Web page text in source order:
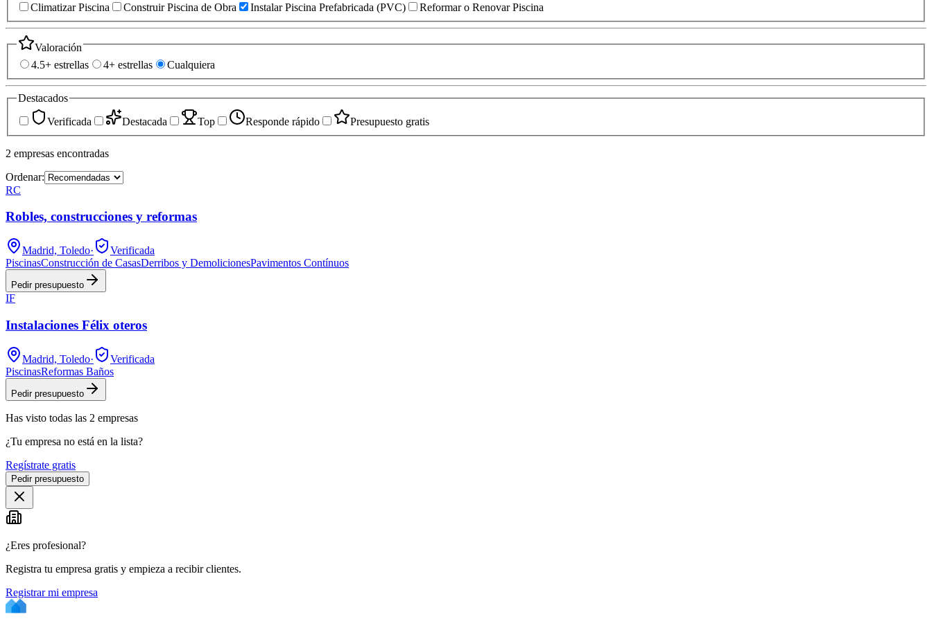
Climatizar Piscina
Construir Piscina de Obra Instalar Piscina Prefabricada (PVC) Reformar o Renovar Piscina
Valoración
4.5+ estrellas
4+ estrellas Cualquiera
Destacados
Verificada
Destacada Top Responde rápido Presupuesto gratis
2 empresas encontradas
Ordenar:
RC
Robles, construcciones y reformas
Madrid, Toledo·
Verificada
PiscinasConstrucción de CasasDerribos y DemolicionesPavimentos Contínuos
Pedir presupuesto
IF
Instalaciones Félix oteros
Madrid, Toledo·
Verificada
PiscinasReformas Baños
Pedir presupuesto
Has visto todas las 2 empresas
¿Tu empresa no está en la lista?
Regístrate gratis
Pedir presupuesto
¿Eres profesional?
Registra tu empresa gratis y empieza a recibir clientes.
Registrar mi empresa